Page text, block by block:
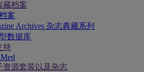
藏档案
案
Archives 杂志典藏系列
数据库
持
资源套装以及杂志